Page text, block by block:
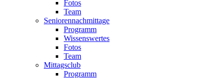
Fotos
Team
Seniorennachmittage
Programm
Wissenswertes
Fotos
Team
Mittagsclub
Programm